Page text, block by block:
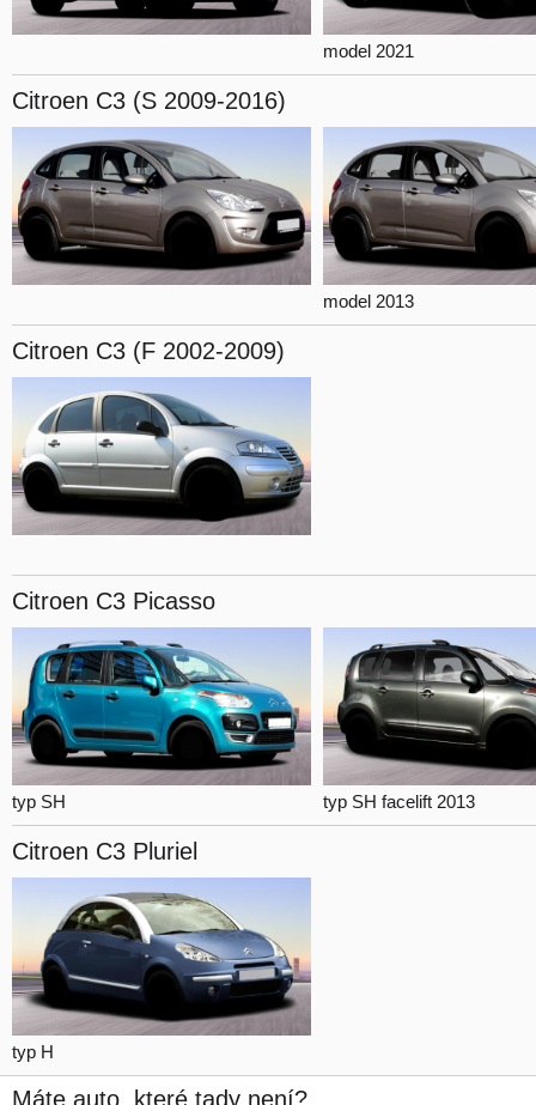
model 2021
Citroen C3 (S 2009-2016)
model 2013
Citroen C3 (F 2002-2009)
Citroen C3 Picasso
typ SH typ SH facelift 2013
Citroen C3 Pluriel
typ H
Máte auto, které tady není?